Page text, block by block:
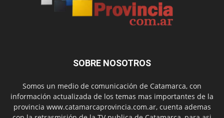
SOBRE NOSOTROS
Somos un medio de comunicación de Catamarca, con
información actualizada de los temas mas importantes de la
provincia www.catamarcaprovincia.com.ar, cuenta ademas